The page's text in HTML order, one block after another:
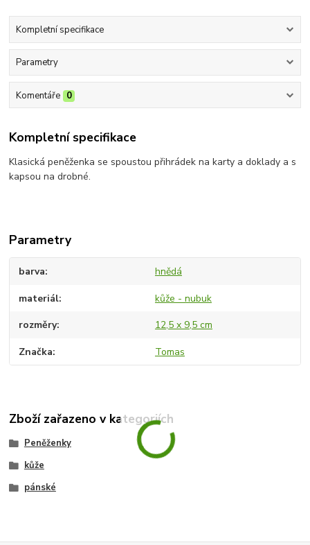
Kompletní specifikace
Parametry
Komentáře 0
Kompletní specifikace
Klasická peněženka se spoustou přihrádek na karty a doklady a s
kapsou na drobné.
Parametry
barva hnědá
materiál kůže - nubuk
rozměry 12,5 x 9,5 cm
Značka Tomas
Zboží zařazeno v kategoriích
Peněženky
kůže
pánské